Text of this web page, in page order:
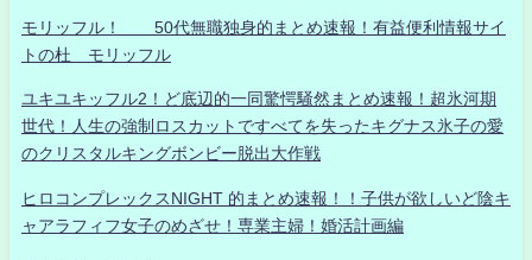
モリッフル！ 50代無職独身的まとめ速報！有益便利情報サイ
トの杜 モリッフル
ユキユキッフル2！ど底辺的一同驚愕騒然まとめ速報！超氷河期
世代！人生の強制ロスカットですべてを失ったキグナス氷子の愛
のクリスタルキングボンビー脱出大作戦
ヒロコンプレックスNIGHT 的まとめ速報！！子供が欲しいど陰キ
ャアラフィフ女子のめざせ！専業主婦！婚活計画編